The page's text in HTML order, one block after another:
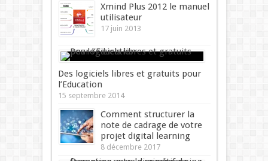
Xmind Plus 2012 le manuel
utilisateur
17 juin 2013
Des logiciels libres et gratuits pour
l’Education
15 septembre 2014
Comment structurer la
note de cadrage de votre
projet digital learning
8 décembre 2017